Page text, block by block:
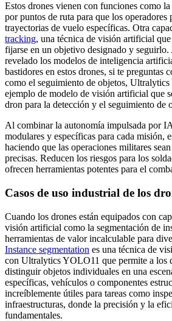
Estos drones vienen con funciones como
por puntos de ruta para que los operadores
trayectorias de vuelo específicas. Otra
tracking, una técnica de visión artificial
fijarse en un objetivo designado y
revelado los modelos de inteligencia
bastidores en estos drones, si te preguntas
como el seguimiento de objetos,
ejemplo de modelo de visión artificial que
dron para la detección y el seguimiento de
Al combinar la autonomía impulsada por
modulares y específicas para cada misión,
haciendo que las operaciones militares
precisas. Reducen los riesgos para los
ofrecen herramientas potentes para el
Casos de uso industrial de los
Cuando los drones están equipados con
visión artificial como la segmentación de
herramientas de valor incalculable para
Instance segmentation es una técnica de
con Ultralytics YOLO11 que permite a los
distinguir objetos individuales en una
específicas, vehículos o componentes
increíblemente útiles para tareas como
infraestructuras, donde la precisión y la
fundamentales.